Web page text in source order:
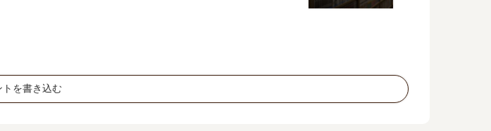
トを書き込む